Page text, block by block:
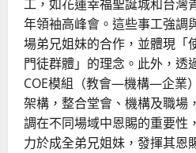
工，如花蓮幸福聖誕城和台灣
年領袖高峰會。這些事工強調
場弟兄姐妹的合作，並體現「
門徒群體」的理念。此外，透
COE模組（教會—機構—企業
架構，整合堂會、機構及職場
調在不同場域中恩賜的重要性
力於成全弟兄姐妹，發揮其恩